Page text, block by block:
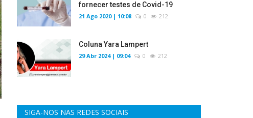
fornecer testes de Covid-19
21 Ago 2020 | 10:08 0 212
Coluna Yara Lampert
29 Abr 2024 | 09:04 0 212
SIGA-NOS NAS REDES SOCIAIS